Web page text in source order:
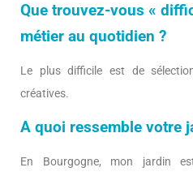
Que trouvez-vous «
métier au quotidien ?
Le plus difficile est de
créatives.
A quoi ressemble votre
En Bourgogne, mon jardin